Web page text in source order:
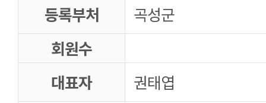
등록부처
곡성군
회원수
대표자
권태엽